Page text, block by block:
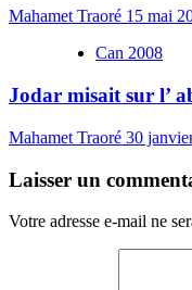
Mahamet Traoré 15 mai
Can 2008
Jodar misait sur l’
Mahamet Traoré 30
Laisser un
Votre adresse e-mail ne